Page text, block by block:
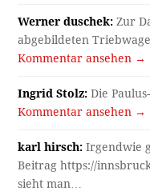
Werner duschek: Zur
abgebildeten
Kommentar ansehen →
Ingrid Stolz: Die
Kommentar ansehen →
karl hirsch: Irgendwie
Beitrag https://
sieht man…